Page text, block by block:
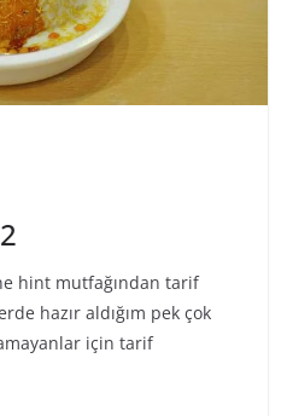
hint mutfağından tarif
hazır aldığım pek çok
için tarif